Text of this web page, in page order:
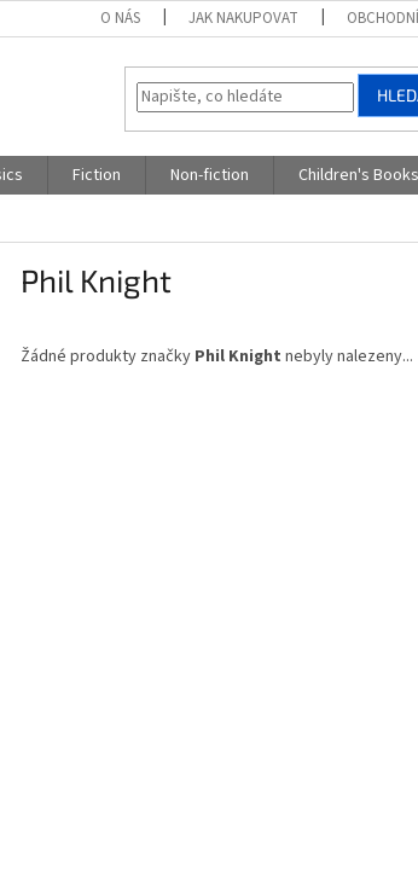
O NÁS JAK NAKUPOVAT
Fiction Non-fiction Children's Books
Phil Knight
Žádné produkty značky Phil Knight nebyly nalezeny...